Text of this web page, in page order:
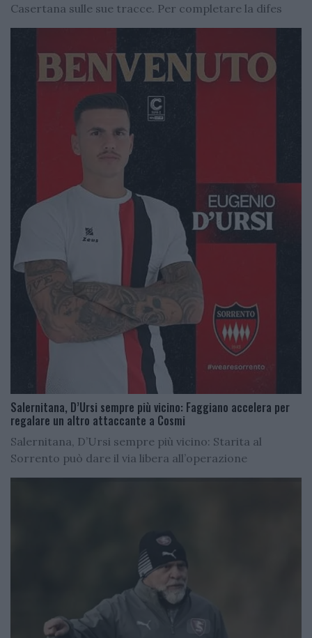
Casertana sulle sue tracce. Per completare la difes
Salernitana, D’Ursi sempre più vicino: Faggiano accelera per
regalare un altro attaccante a Cosmi
Salernitana, D’Ursi sempre più vicino: Starita al
Sorrento può dare il via libera all’operazione